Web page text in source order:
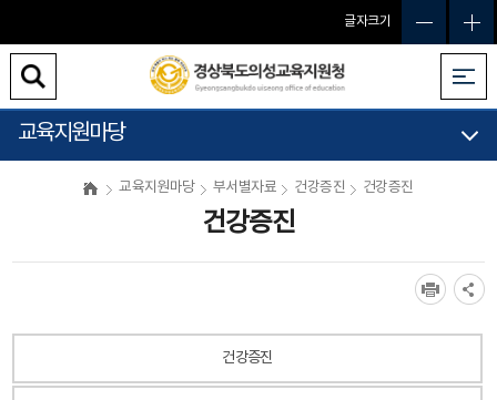
글자크기
교육지원마당
교육지원마당 부서별자료 건강증진 건강증진
건강증진
건강증진